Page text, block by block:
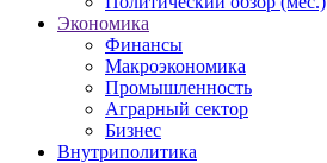
Экономика
Финансы
Макроэкономика
Промышленность
Аграрный сектор
Бизнес
Внутриполитика